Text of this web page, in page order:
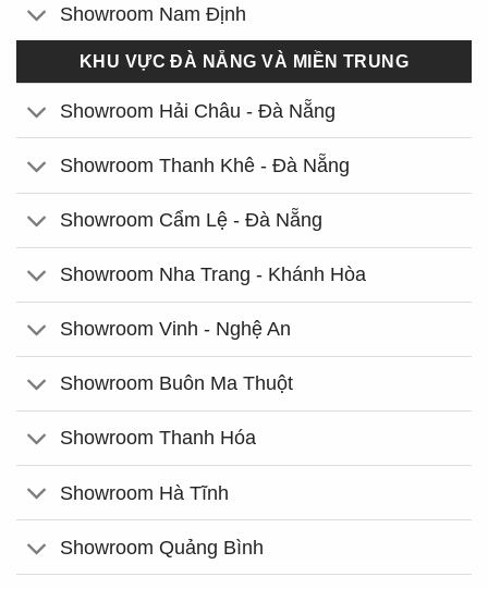
Showroom Nam Định
KHU VỰC ĐÀ NẴNG VÀ MIỀN TRUNG
Showroom Hải Châu - Đà Nẵng
Showroom Thanh Khê - Đà Nẵng
Showroom Cẩm Lệ - Đà Nẵng
Showroom Nha Trang - Khánh Hòa
Showroom Vinh - Nghệ An
Showroom Buôn Ma Thuột
Showroom Thanh Hóa
Showroom Hà Tĩnh
Showroom Quảng Bình